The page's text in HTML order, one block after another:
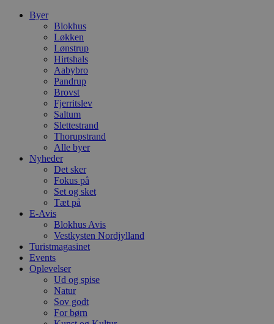
Byer
Blokhus
Løkken
Lønstrup
Hirtshals
Aabybro
Pandrup
Brovst
Fjerritslev
Saltum
Slettestrand
Thorupstrand
Alle byer
Nyheder
Det sker
Fokus på
Set og sket
Tæt på
E-Avis
Blokhus Avis
Vestkysten Nordjylland
Turistmagasinet
Events
Oplevelser
Ud og spise
Natur
Sov godt
For børn